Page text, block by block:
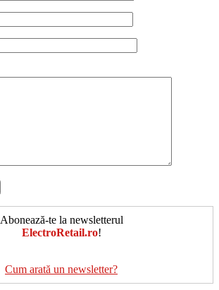
Abonează-te la newsletterul
ElectroRetail.ro!
Cum arată un newsletter?